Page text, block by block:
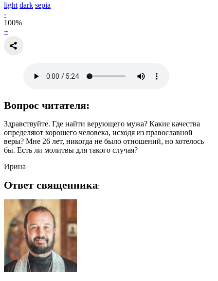
light dark sepia
-
100%
+
Вопрос читателя:
Здравствуйте. Где найти верующего мужа? Какие качества
определяют хорошего человека, исходя из православной
веры? Мне 26 лет, никогда не было отношений, но хотелось
бы. Есть ли молитвы для такого случая?
Ирина
Ответ священника: